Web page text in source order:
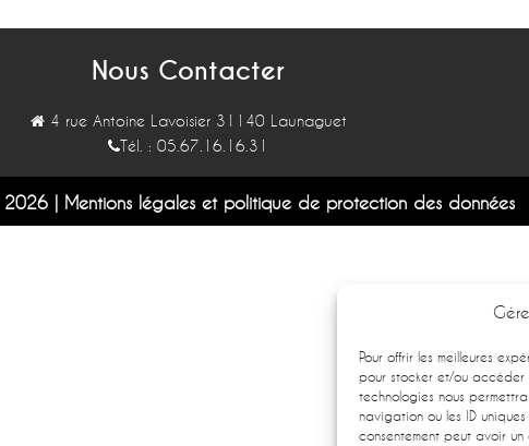
Pour offrir les meilleures
pour stocker et/ou accéder
technologies nous
navigation ou les ID
consentement peut avoir
Nous Contacter
4 rue Antoine Lavoisier 31140 Launaguet
Tél. :05.67.16.16.31
2026| Mentions légales et politique de protection des données